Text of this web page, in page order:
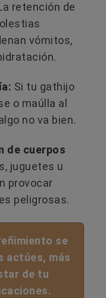
retención de
vómitos,
Si tu gathijo
o maúlla al
no va bien.
de cuerpos
juguetes u
provocar
peligrosas.
se
actúes, más
de tu